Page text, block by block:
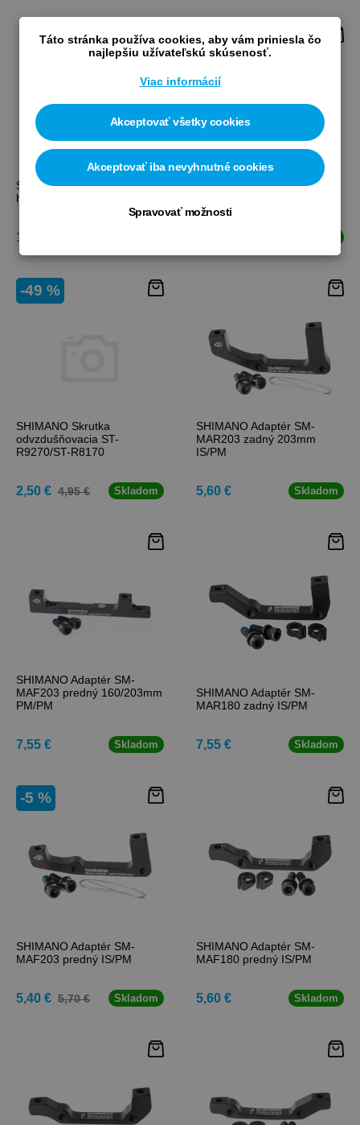
Táto stránka používa cookies, aby vám priniesla čo
najlepšiu užívateľskú skúsenosť.
Viac informácií
Akceptovať všetky cookies
Akceptovať iba nevyhnutné cookies
Spravovať možnosti
SHIMANO Olej LV pre
hydraulickú brzdu 100ml
11,40 €
SHIMANO Skrutka B
-62 %
SHIMANO Skrutka
odvzdušňovacia ST-
R9270/ST-R8170
-49 %
2,50 € 4,95 € Skladom
SHIMANO Adaptér SM-
MAR203 zadný 203mm
IS/PM
5,60 € Skladom
SHIMANO Adaptér SM-
MAF203 predný 160/203mm
PM/PM
7,55 € Skladom
SHIMANO Adaptér SM-
MAR180 zadný IS/PM
7,55 € Skladom
SHIMANO Adaptér SM-
MAF203 predný IS/PM
-5 %
5,40 € 5,70 € Skladom
SHIMANO Adaptér SM-
MAF180 predný IS/PM
5,60 € Skladom